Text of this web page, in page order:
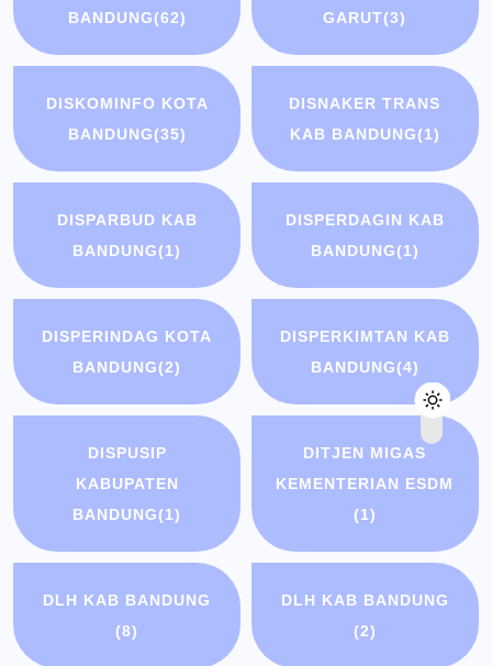
BANDUNG(62)
GARUT(3)
DISKOMINFO KOTA
BANDUNG(35)
DISNAKER TRANS
KAB BANDUNG(1)
DISPARBUD KAB
BANDUNG(1)
DISPERDAGIN KAB
BANDUNG(1)
DISPERINDAG KOTA
BANDUNG(2)
DISPERKIMTAN KAB
BANDUNG(4)
DISPUSIP
KABUPATEN
BANDUNG(1)
DITJEN MIGAS
KEMENTERIAN ESDM
(1)
DLH KAB BANDUNG
(8)
DLH KAB BANDUNG
(2)